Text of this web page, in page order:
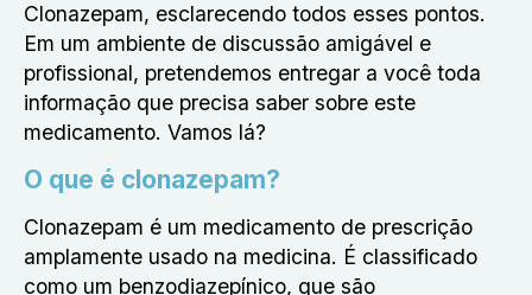
Clonazepam, esclarecendo todos esses pontos.
Em um ambiente de discussão amigável e
profissional, pretendemos entregar a você toda
informação que precisa saber sobre este
medicamento. Vamos lá?
O que é clonazepam?
Clonazepam é um medicamento de prescrição
amplamente usado na medicina. É classificado
como um benzodiazepínico, que são